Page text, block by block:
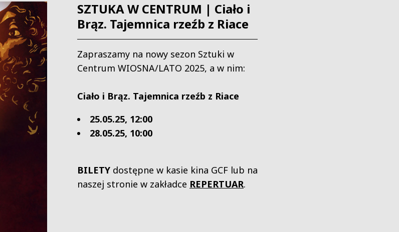
SZTUKA W CENTRUM | Ciało i
Brąz. Tajemnica rzeźb z Riace
Zapraszamy na nowy sezon Sztuki w
Centrum WIOSNA/LATO 2025, a w nim:
Ciało i Brąz. Tajemnica rzeźb z Riace
25.05.25, 12:00
28.05.25, 10:00
BILETY dostępne w kasie kina GCF lub na
naszej stronie w zakładce REPERTUAR.